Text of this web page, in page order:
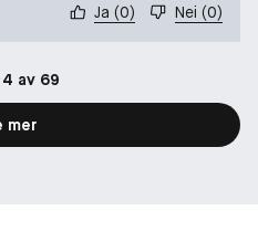
Ja (0) Nei (0)
av 69
mer